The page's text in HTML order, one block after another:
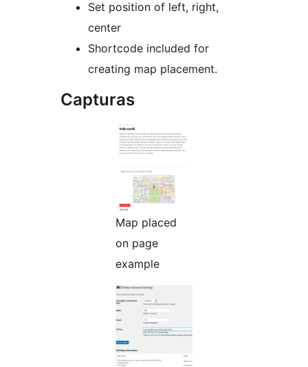
Set position of left, right,
center
Shortcode included for
creating map placement.
Capturas
Map placed
on page
example